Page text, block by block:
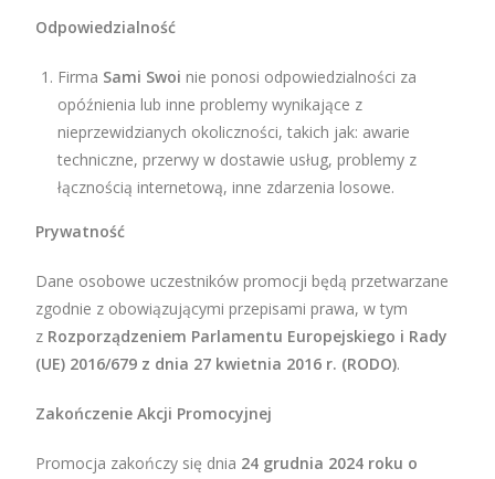
Odpowiedzialność
Firma Sami Swoi nie ponosi odpowiedzialności za
opóźnienia lub inne problemy wynikające z
nieprzewidzianych okoliczności, takich jak: awarie
techniczne, przerwy w dostawie usług, problemy z
łącznością internetową, inne zdarzenia losowe.
Prywatność
Dane osobowe uczestników promocji będą przetwarzane
zgodnie z obowiązującymi przepisami prawa, w tym
z Rozporządzeniem Parlamentu Europejskiego i Rady
(UE) 2016/679 z dnia 27 kwietnia 2016 r. (RODO).
Zakończenie Akcji Promocyjnej
Promocja zakończy się dnia 24 grudnia 2024 roku o